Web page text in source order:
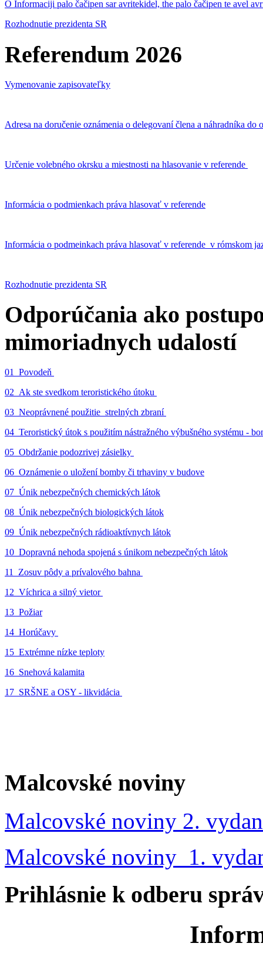
O Informaciji palo čačipen sar avritekidel, the palo čačipen te avel
Rozhodnutie prezidenta SR
Referendum 2026
Vymenovanie zapisovateľky
Adresa na doručenie oznámenia o delegovaní člena a náhradníka
Určenie volebného okrsku a miestnosti na hlasovanie v referende
Informácia o podmienkach práva hlasovať v referende
Informácia o podmeinkach práva hlasovať v referende v rómskom
Rozhodnutie prezidenta SR
Odporúčania ako
mimoriadnych udalostí
01_Povodeň
02_Ak ste svedkom teroristického útoku
03_Neoprávnené použitie strelných zbraní
04_Teroristický útok s použitím nástražného výbušného systému -
05_Obdržanie podozrivej zásielky
06_Oznámenie o uložení bomby či trhaviny v budove
07_Únik nebezpečných chemických látok
08_Únik nebezpečných biologických látok
09_Únik nebezpečných rádioaktívnych látok
10_Dopravná nehoda spojená s únikom nebezpečných látok
11_Zosuv pôdy a prívalového bahna
12_Víchrica a silný vietor
13_Požiar
14_Horúčavy
15_Extrémne nízke teploty
16_Snehová kalamita
17_SRŠNE a OSY - likvidácia
Malcovské noviny
Malcovské noviny 2.
Malcovské noviny 1.
Prihlásnie k odberu